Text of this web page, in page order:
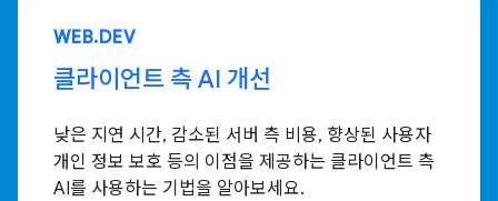
WEB.DEV
클라이언트 측 AI 개선
낮은 지연 시간, 감소된 서버 측 비용, 향상된 사용자
개인 정보 보호 등의 이점을 제공하는 클라이언트 측
AI를 사용하는 기법을 알아보세요.